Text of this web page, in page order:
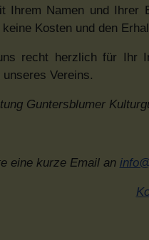
Ihrem Namen und Ihrer
Kosten und den
recht herzlich für Ihr
Vereins.
Guntersblumer
eine kurze Email an